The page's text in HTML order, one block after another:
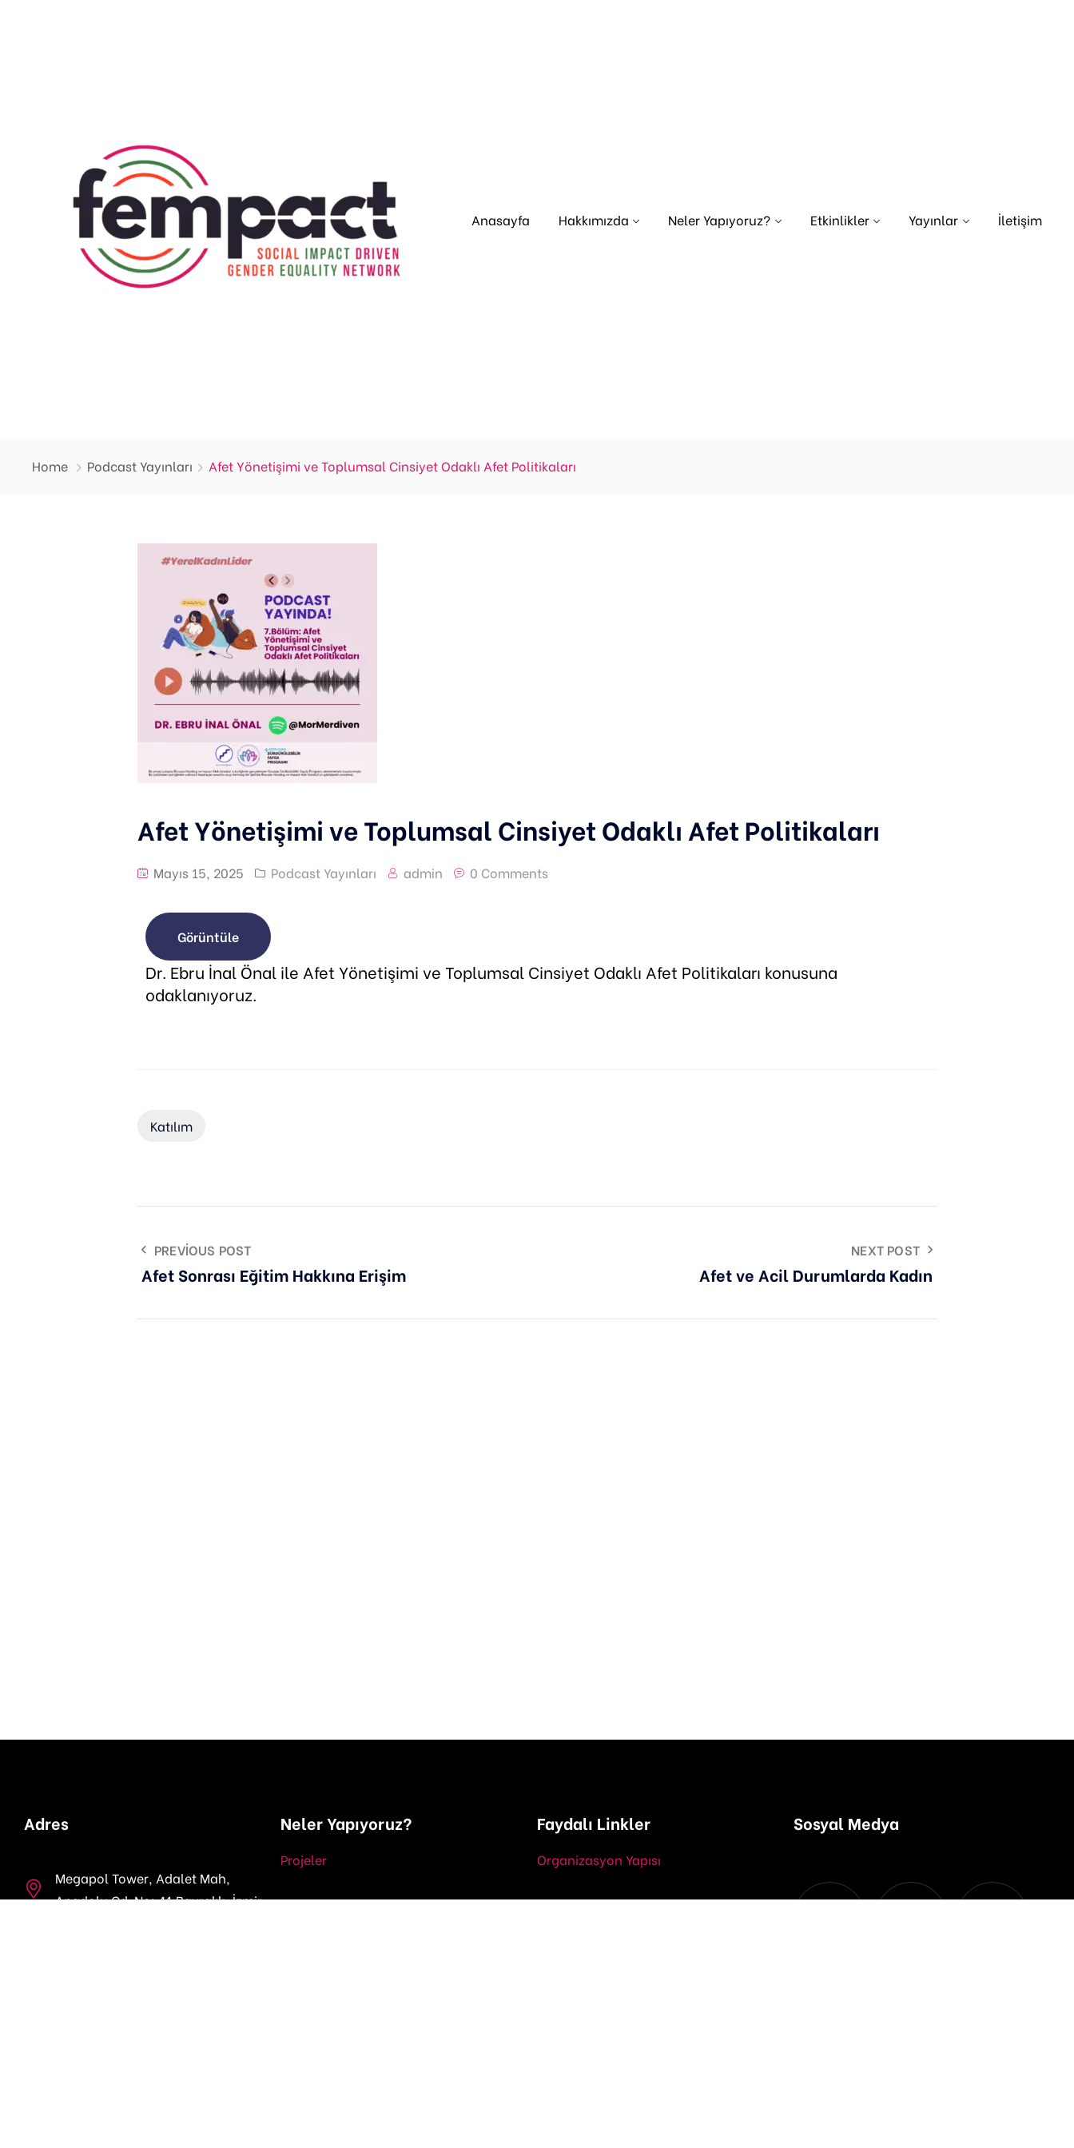
Anasayfa Hakkımızda Neler Yapıyoruz? Etkinlikler Yayınlar İletişim
Home Podcast Yayınları Afet Yönetişimi ve Toplumsal Cinsiyet Odaklı Afet Politikaları
Afet Yönetişimi ve Toplumsal Cinsiyet Odaklı Afet Politikaları
Mayıs 15, 2025 Podcast Yayınları admin 0 Comments
Görüntüle
Dr. Ebru İnal Önal ile Afet Yönetişimi ve Toplumsal Cinsiyet Odaklı Afet Politikaları konusuna
odaklanıyoruz.
Katılım
PREVIOUS POST
Afet Sonrası Eğitim Hakkına Erişim
NEXT POST
Afet ve Acil Durumlarda Kadın
Adres
Megapol Tower, Adalet Mah,
Anadolu Cd. No: 41 Bayraklı, İzmir
Neler Yapıyoruz?
Projeler
Faydalı Linkler
Organizasyon Yapısı
Sosyal Medya